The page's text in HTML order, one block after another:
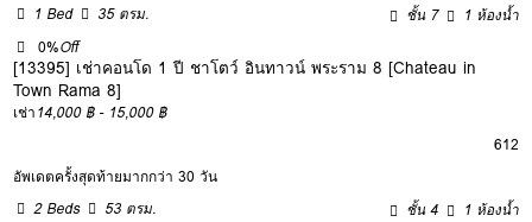
1 Bed
35 ตรม. ชั้น 7
1 ห้องน้ำ
0%Off
[13395] เช่าคอนโด 1 ปี ชาโตว์ อินทาวน์ พระราม 8 [Chateau in
Town Rama 8]
เช่า14,000 ฿ - 15,000 ฿
612
อัพเดตครั้งสุดท้ายมากกว่า 30 วัน
2 Beds
53 ตรม. ชั้น 4
1 ห้องน้ำ